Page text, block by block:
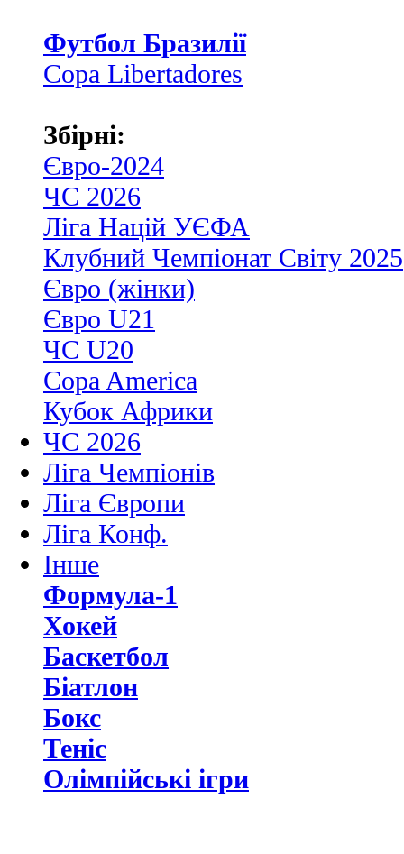
Футбол Бразилії
Copa Libertadores
Збірні:
Євро-2024
ЧС 2026
Ліга Націй УЄФА
Клубний Чемпіонат Світу 2025
Євро (жінки)
Євро U21
ЧС U20
Copa America
Кубок Африки
ЧС 2026
Ліга Чемпіонів
Ліга Європи
Ліга Конф.
Інше
Формула-1
Хокей
Баскетбол
Біатлон
Бокс
Теніс
Олімпійські ігри